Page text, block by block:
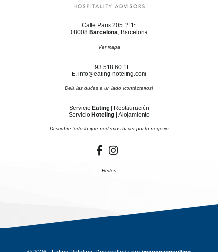
Calle Paris 205 1º 1ª
08008 Barcelona, Barcelona
Ver mapa
T. 93 518 60 11
E. info@eating-hoteling.com
Deja las dudas a un lado ¡contáctanos!
Servicio Eating| Restauración
Servicio Hoteling| Alojamiento
Descubre todo lo que podemos hacer por tu negocio
Redes